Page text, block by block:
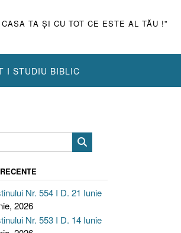
TA ŞI CU TOT CE ESTE AL TĂU !”
I STUDIU BIBLIC
Nr. 554 I D. 21 Iunie
2026
Nr. 553 I D. 14 Iunie